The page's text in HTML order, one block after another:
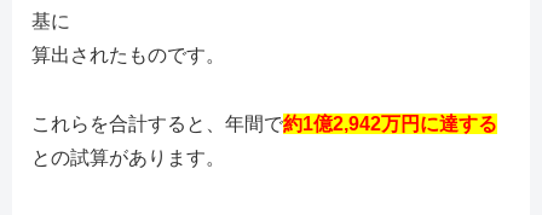
基に
算出されたものです。
これらを合計すると、年間で約1億2,942万円に達する
との試算があります。